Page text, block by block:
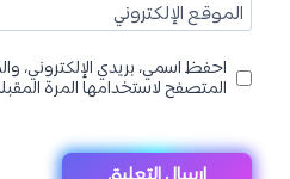
الموقع الإلكتروني
احفظ اسمي، بريدي الإلكتروني،
المتصفح لاستخدامها المرة